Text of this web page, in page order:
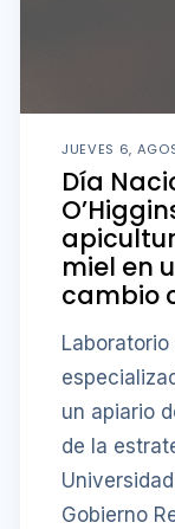
JUEVES 6,
Día
miel en
cambio
un apiario
de la
Gobierno